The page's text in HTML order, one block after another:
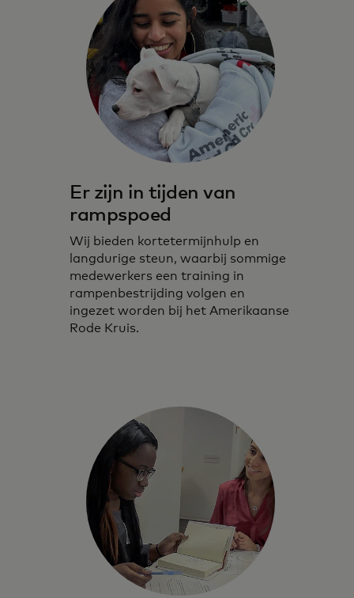
Er zijn in tijden van
rampspoed
Wij bieden kortetermijnhulp en
langdurige steun, waarbij sommige
medewerkers een training in
rampenbestrijding volgen en
ingezet worden bij het Amerikaanse
Rode Kruis.